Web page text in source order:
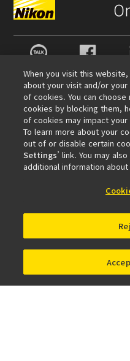
카카오톡 Facebook
회사 정보
뉴스이벤트 정보지속성
현미경 사업 100주년
추천 링크
카메라 및 쌍안경 관련 제품
반도체 노광 장치 (영문)
When you visit this
about your visit and/or
of cookies. You can
cookies by blocking them,
of cookies may impact
To learn more about your
out of or disable certain
Settings’ link. You may
additional information